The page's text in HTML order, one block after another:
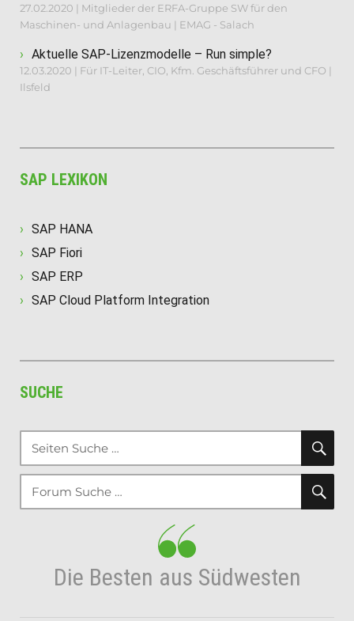
27.02.2020 | Mitglieder der ERFA-Gruppe SW für den
Maschinen- und Anlagenbau | EMAG - Salach
Aktuelle SAP-Lizenzmodelle – Run simple?
12.03.2020 | Für IT-Leiter, CIO, Kfm. Geschäftsführer und CFO |
Ilsfeld
SAP LEXIKON
SAP HANA
SAP Fiori
SAP ERP
SAP Cloud Platform Integration
SUCHE
Suche
nach:
Suche
nach:
Die Besten aus Südwesten